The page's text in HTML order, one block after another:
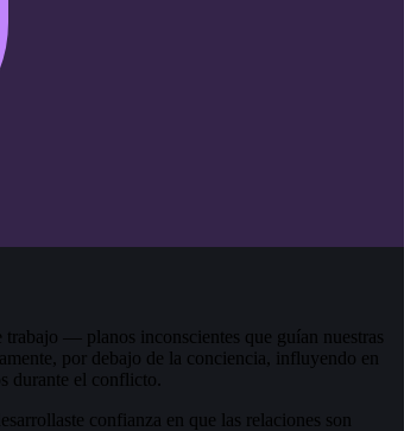
trabajo — planos inconscientes que guían nuestras
por debajo de la conciencia, influyendo en
durante el conflicto.
confianza en que las relaciones son